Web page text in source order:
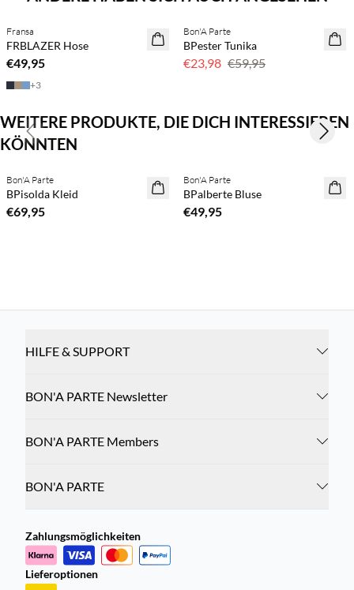
Fransa
FRBLAZER Hose
€49,95
+3
SAVE20
Bon'A Parte
BPester Tunika
€23,98 €59,95
WEITERE PRODUKTE, DIE DICH INTERESSIEREN
KÖNNTEN
NEUHEITEN
Kaufe mind. 2 & spare 20 %
Bon'A Parte
BPisolda Kleid
€69,95
NEUHEITEN
Bon'A Parte
BPalberte Bluse
€49,95
Previous slide Next
HILFE & SUPPORT
BON'A PARTE Newsletter
BON'A PARTE Members
BON'A PARTE
Zahlungsmöglichkeiten
Lieferoptionen